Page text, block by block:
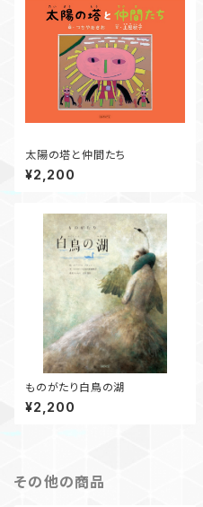
太陽の塔と仲間たち
¥2,200
ものがたり白鳥の湖
¥2,200
その他の商品